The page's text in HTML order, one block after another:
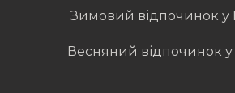
Зимовий відпочинок у
Весняний відпочинок у